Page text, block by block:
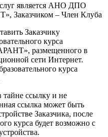
является АНО ДПО
Заказчиком – Член Клуба
Заказчику
курса
размещенного в
сети Интернет.
курса
тайне ссылку и не
ссылка может быть
Заказчика, после
курса будет возможно с